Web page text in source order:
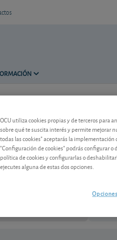
OCU utiliza cookies propias y de terceros para
sobre qué te suscita interés y permite mejorar
todas las cookies" aceptarás la implementación
"Configuración de cookies" podrás configurar o
política de cookies y configurarlas o
ejecutes alguna de estas dos opciones.
Opciones